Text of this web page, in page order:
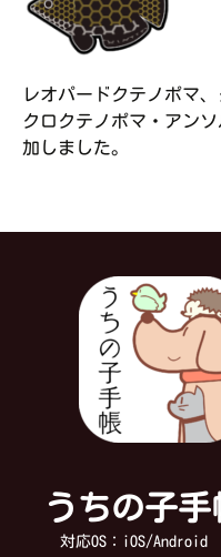
レオパードクテノポマ
クロクテノポマ・アン
加しました。
うちの子手
対応OS：iOS/Android